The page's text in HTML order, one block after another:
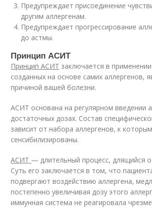
Предупреждает присоединение
другим аллергенам.
Предупреждает прогрессирование
до астмы.
Принцип АСИТ
Принцип АСИТ заключается в
созданных на основе самих аллергенов,
причиной вашей болезни.
АСИТ основана на регулярном введении
достаточных дозах. Состав
зависит от набора аллергенов, к
сенсибилизированы.
АСИТ — длительный процесс, длящийся
Суть его заключается в том, что
подвергают воздействию аллергена,
постепенно увеличивая дозу этого
иммунная система не реагировала